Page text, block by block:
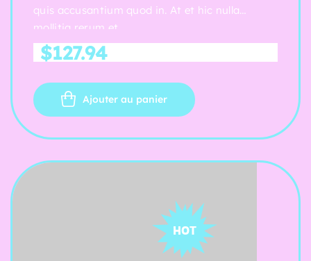
quis accusantium quod in. At et hic nulla
mollitia rerum et.
$127.94
Ajouter au panier
HOT